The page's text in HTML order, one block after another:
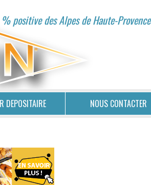
positive des Alpes de Haute-Provence
DEPOSITAIRE NOUS CONTACTER